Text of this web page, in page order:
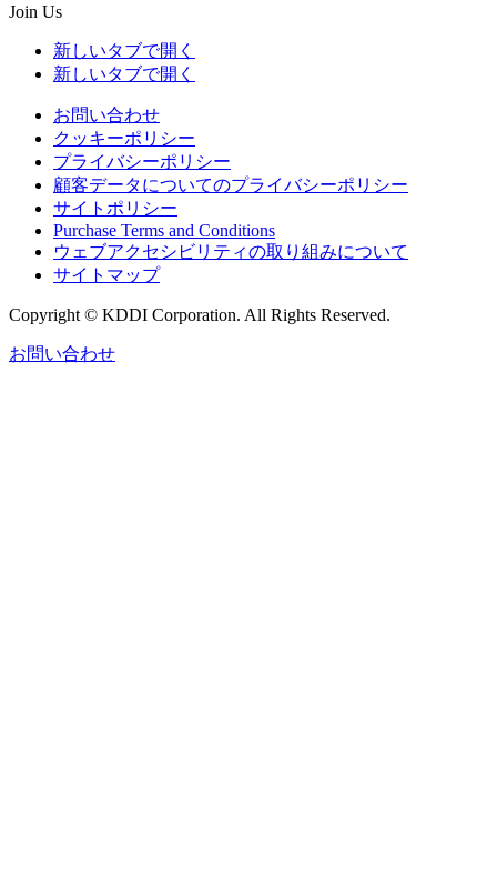
Join Us
新しいタブで開く
新しいタブで開く
お問い合わせ
クッキーポリシー
プライバシーポリシー
顧客データについてのプライバシーポリシー
サイトポリシー
Purchase Terms and Conditions
ウェブアクセシビリティの取り組みについて
サイトマップ
Copyright © KDDI Corporation. All Rights Reserved.
お問い合わせ